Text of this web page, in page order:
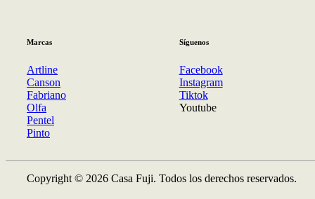
Marcas
Artline
Canson
Fabriano
Olfa
Pentel
Pinto
Síguenos
Facebook
Instagram
Tiktok
Youtube
Copyright © 2026 Casa Fuji. Todos los derechos reservados.